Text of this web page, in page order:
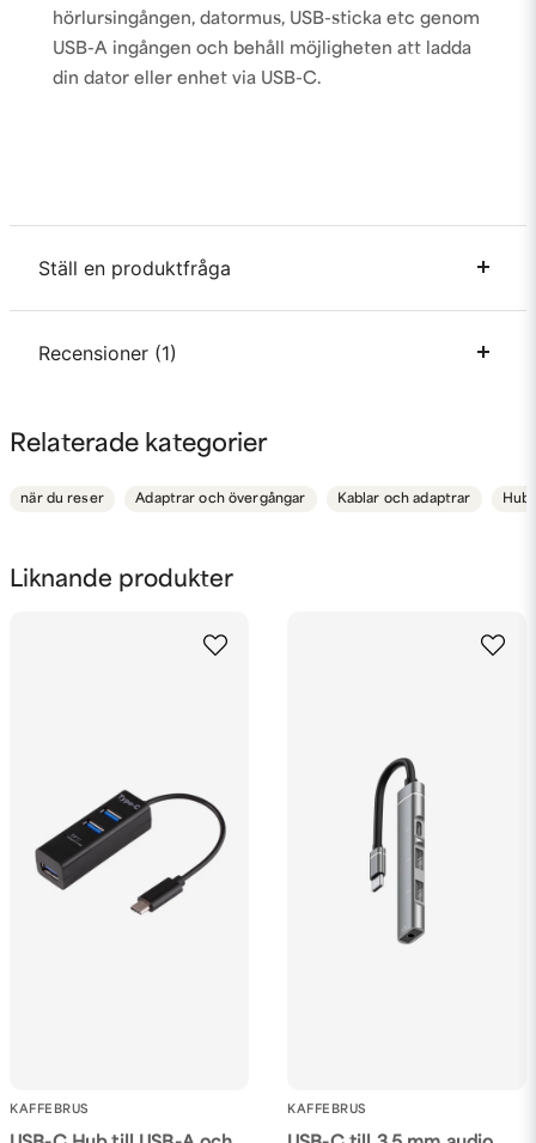
Liknande produkter
KAFFEBRUS KAFFEBRUS
hörlursingången, datormus, USB-sticka etc genom
USB-A ingången och behåll möjligheten att ladda
din dator eller enhet via USB-C.
Ställ en produktfråga
question
Fråga oss något om denna produkten...
email
Mejladress
Recensioner (1)
Pär
Liten, smidig och snygg design. Båda
storlekarna på USB-portarna. Plus uttag för
Relaterade kategorier
när du reser Adaptrar och övergångar Kablar och adaptrar